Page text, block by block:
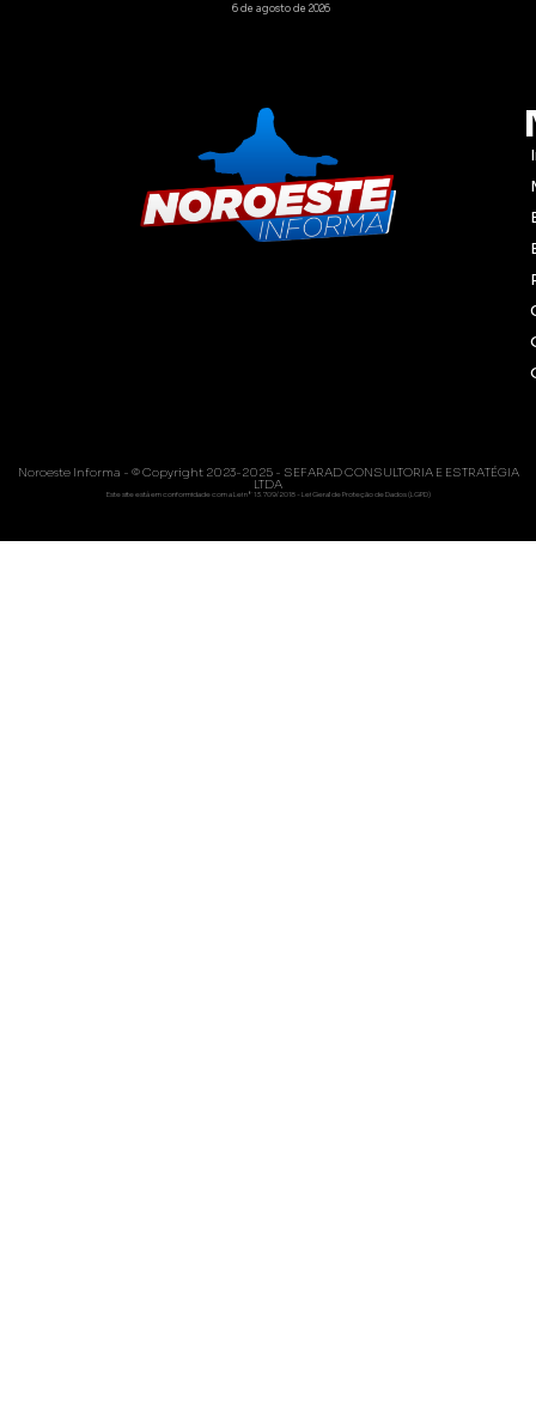
6 de agosto de 2026
Noroeste Informa - © Copyright 2023-2025 - SEFARAD CONSULTORIA E ESTRATÉGIA
LTDA
Este site está em conformidade com a Lei nº 13.709/2018 - Lei Geral de Proteção de Dados (LGPD)